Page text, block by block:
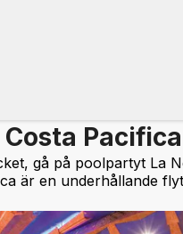
Costa Pacifica
gå på poolpartyt La
är en underhållande